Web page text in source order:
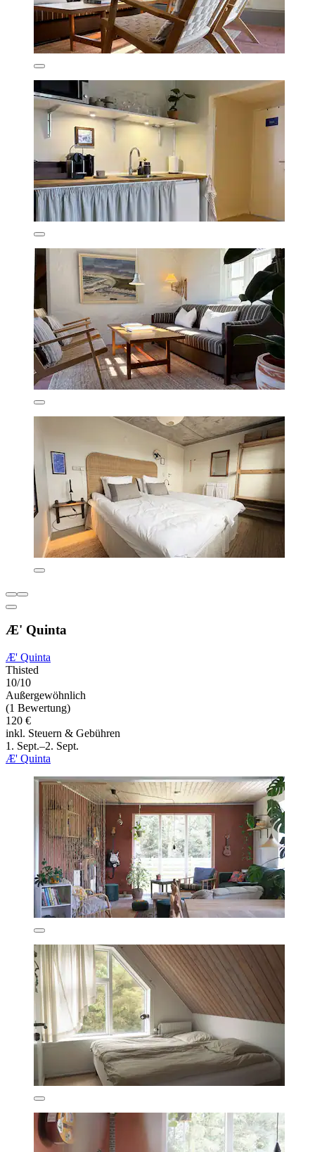
Æ' Quinta
Æ' Quinta
Thisted
10/10
Außergewöhnlich
(1 Bewertung)
120 €
inkl. Steuern & Gebühren
1. Sept.–2. Sept.
Æ' Quinta